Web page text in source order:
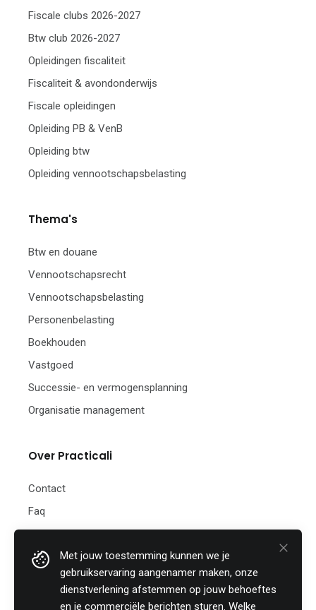
Met jouw toestemming kunnen we je
gebruikservaring aangenamer maken, onze
dienstverlening afstemmen op jouw behoeftes
en je commerciële berichten sturen. Welke
Fiscale clubs 2026-2027
Btw club 2026-2027
Opleidingen fiscaliteit
Fiscaliteit & avondonderwijs
Fiscale opleidingen
Opleiding PB & VenB
Opleiding btw
Opleiding vennootschapsbelasting
Thema's
Btw en douane
Vennootschapsrecht
Vennootschapsbelasting
Personenbelasting
Boekhouden
Vastgoed
Successie- en vermogensplanning
Organisatie management
Over Practicali
Contact
Faq
Nieuwsbrief
Practicali bv
Hof te Perremans 16